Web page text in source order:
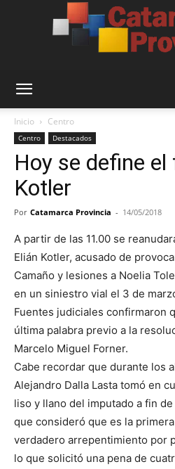
Inicio Centro
Centro Destacados
Hoy se define
Kotler
Por Catamarca Provincia - 14/05/2018
A partir de las 11.00 se
Elián Kotler, acusado de
Camaño y lesiones a Noelia
en un siniestro vial el 3 de
Fuentes judiciales confirmaron
última palabra previo a la
Marcelo Miguel Forner.
Cabe recordar que durante los
Alejandro Dalla Lasta tomó en
liso y llano del imputado a fin
que consideró que es la
verdadero arrepentimiento por
lo que solicitó una pena de